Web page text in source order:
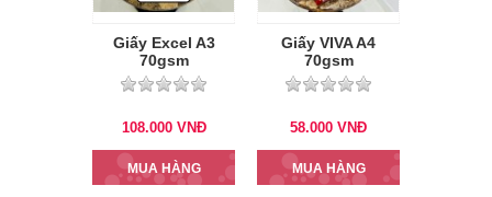
Giấy Excel A3
70gsm
108.000 VNĐ
MUA HÀNG
Giấy VIVA A4
70gsm
58.000 VNĐ
MUA HÀNG